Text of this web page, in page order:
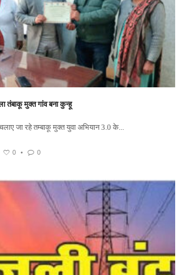
तंबाकू मुक्त गांव बना कुन्हू
जा रहे तम्बाकू मुक्त युवा अभियान 3.0 के...
0 • 0